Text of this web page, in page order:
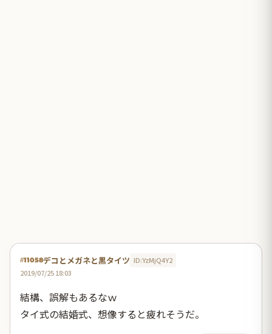
#11058デコとメガネと黒タイツ ID:YzMjQ4Y2
2019/07/25 18:03
結構、誤解もあるなｗ
タイ式の結婚式、想像すると疲れそうだ。